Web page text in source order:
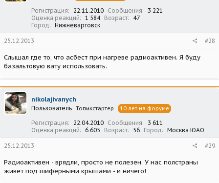
Регистрация 22.11.2010 Сообщения
3 221
Оценка реакций
1 584 Возраст
47
Город
Нижневартовск
25.12.2013 #28
Слышал где то, что асбест при нагреве радиоактивен. Я буду
базальтовую вату использовать.
nikolajivanych
Пользователь Топикстартер 10 лет на форуме
Регистрация 22.04.2010 Сообщения
3 611
Оценка реакций
6 605 Возраст 56 Город Москва ЮАО
25.12.2013 #29
Радиоактивен - врядли, просто не полезен. У нас полстраны
живет под шиферными крышами - и ничего!